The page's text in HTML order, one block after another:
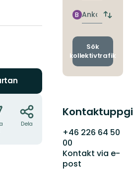
Dela
Ankomst
B
Byt
och
Sök
kollektivtrafik
+46 226 64 50
00
Kontakt via e-
post